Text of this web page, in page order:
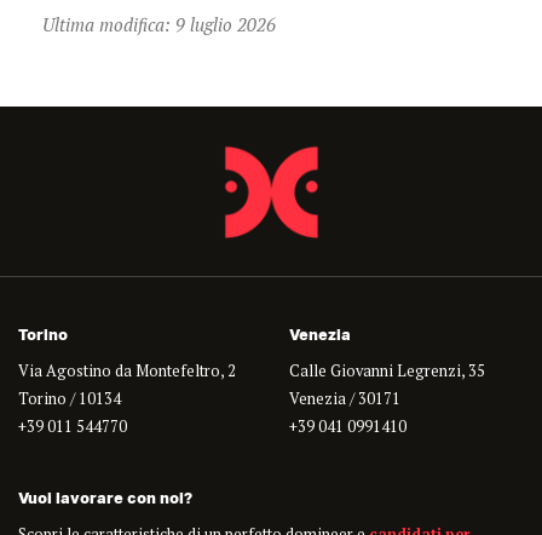
Ultima modifica: 9 luglio 2026
Torino
Via Agostino da Montefeltro, 2
Torino / 10134
+39 011 544770
Venezia
Calle Giovanni Legrenzi, 35
Venezia / 30171
+39 041 0991410
Vuoi lavorare con noi?